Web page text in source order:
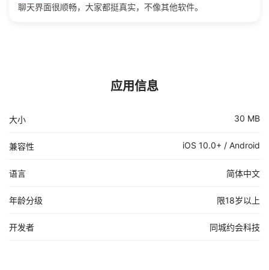
聊天界面很顺畅，大家都挺真实，不像其他软件。
应用信息
大小 30 MB
兼容性 iOS 10.0+ / Android
语言 简体中文
年龄分级 限18岁以上
开发者 同城约会科技